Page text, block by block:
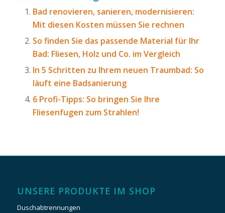
Bad renovieren, sanieren, modernisieren:
Mit diesen Kosten müssen Sie rechnen
So finden Sie das passende Material für Ihr
Bad: Fliesen, Holz und Co. im Vergleich
In 5 Schritten zu Ihrem neuen Traumbad: So
läuft eine Badsanierung
6 Profi-Tipps: So bringen Sie Ihre
Fliesenfugen zum Strahlen!
UNSERE PRODUKTE IM SHOP
Duschabtrennungen